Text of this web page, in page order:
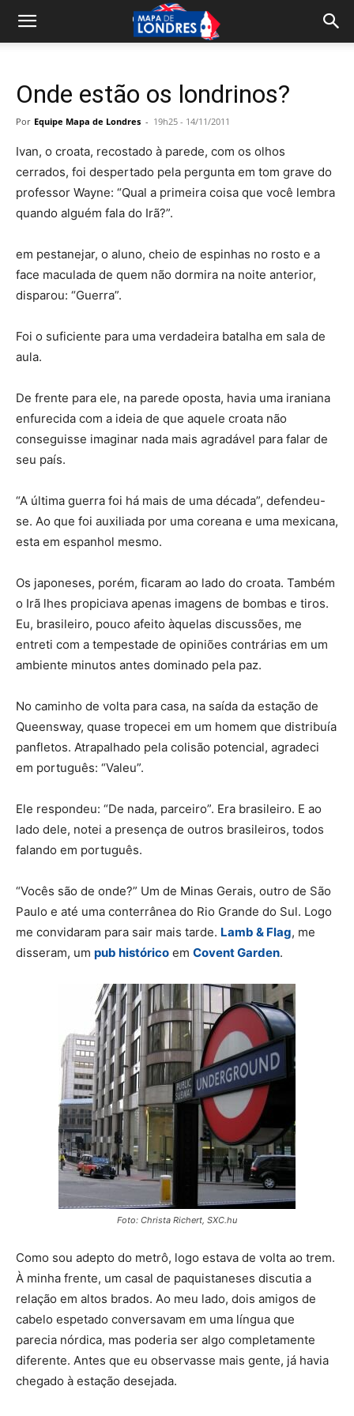
Onde estão os londrinos?
Por Equipe Mapa de Londres - 19h25 - 14/11/2011
Ivan, o croata, recostado à parede, com os olhos
cerrados, foi despertado pela pergunta em tom grave do
professor Wayne: “Qual a primeira coisa que você lembra
quando alguém fala do Irã?”.
em pestanejar, o aluno, cheio de espinhas no rosto e a
face maculada de quem não dormira na noite anterior,
disparou: “Guerra”.
Foi o suficiente para uma verdadeira batalha em sala de
aula.
De frente para ele, na parede oposta, havia uma iraniana
enfurecida com a ideia de que aquele croata não
conseguisse imaginar nada mais agradável para falar de
seu país.
“A última guerra foi há mais de uma década”, defendeu-
se. Ao que foi auxiliada por uma coreana e uma mexicana,
esta em espanhol mesmo.
Os japoneses, porém, ficaram ao lado do croata. Também
o Irã lhes propiciava apenas imagens de bombas e tiros.
Eu, brasileiro, pouco afeito àquelas discussões, me
entreti com a tempestade de opiniões contrárias em um
ambiente minutos antes dominado pela paz.
No caminho de volta para casa, na saída da estação de
Queensway, quase tropecei em um homem que distribuía
panfletos. Atrapalhado pela colisão potencial, agradeci
em português: “Valeu”.
Ele respondeu: “De nada, parceiro”. Era brasileiro. E ao
lado dele, notei a presença de outros brasileiros, todos
falando em português.
“Vocês são de onde?” Um de Minas Gerais, outro de São
Paulo e até uma conterrânea do Rio Grande do Sul. Logo
me convidaram para sair mais tarde. Lamb & Flag, me
disseram, um pub histórico em Covent Garden.
Foto: Christa Richert, SXC.hu
Como sou adepto do metrô, logo estava de volta ao trem.
À minha frente, um casal de paquistaneses discutia a
relação em altos brados. Ao meu lado, dois amigos de
cabelo espetado conversavam em uma língua que
parecia nórdica, mas poderia ser algo completamente
diferente. Antes que eu observasse mais gente, já havia
chegado à estação desejada.